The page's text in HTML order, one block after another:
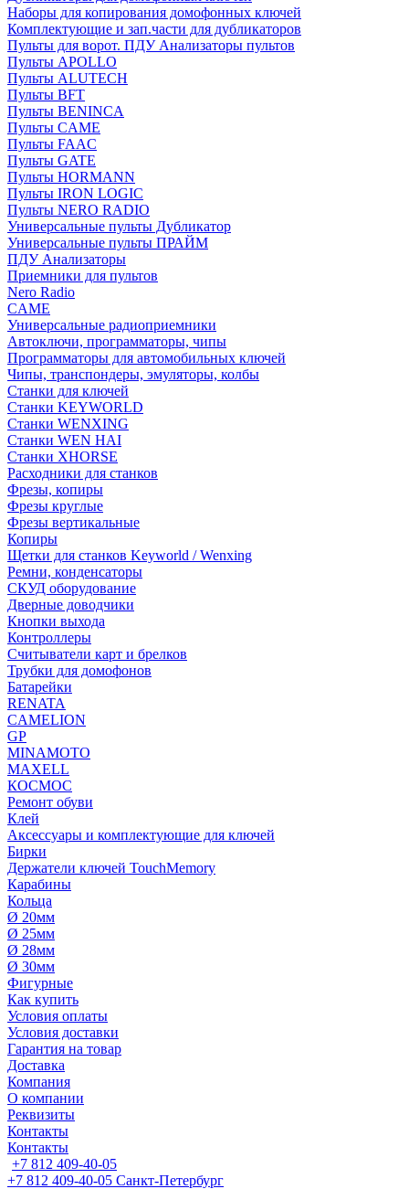
Наборы для копирования домофонных ключей
Комплектующие и зап.части для дубликаторов
Пульты для ворот. ПДУ Анализаторы пультов
Пульты APOLLO
Пульты ALUTECH
Пульты BFT
Пульты BENINCA
Пульты CAME
Пульты FAAC
Пульты GATE
Пульты HORMANN
Пульты IRON LOGIC
Пульты NERO RADIO
Универсальные пульты Дубликатор
Универсальные пульты ПРАЙМ
ПДУ Анализаторы
Приемники для пультов
Nero Radio
CAME
Универсальные радиоприемники
Автоключи, программаторы, чипы
Программаторы для автомобильных ключей
Чипы, транспондеры, эмуляторы, колбы
Станки для ключей
Станки KEYWORLD
Станки WENXING
Станки WEN HAI
Станки XHORSE
Расходники для станков
Фрезы, копиры
Фрезы круглые
Фрезы вертикальные
Копиры
Щетки для станков Keyworld / Wenxing
Ремни, конденсаторы
СКУД оборудование
Дверные доводчики
Кнопки выхода
Контроллеры
Считыватели карт и брелков
Трубки для домофонов
Батарейки
RENATA
CAMELION
GP
MINAMOTO
MAXELL
КОСМОС
Ремонт обуви
Клей
Аксессуары и комплектующие для ключей
Бирки
Держатели ключей TouchMemory
Карабины
Кольца
Ø 20мм
Ø 25мм
Ø 28мм
Ø 30мм
Фигурные
Как купить
Условия оплаты
Условия доставки
Гарантия на товар
Доставка
Компания
О компании
Реквизиты
Контакты
Контакты
+7 812 409-40-05
+7 812 409-40-05 Санĸт-Петербург